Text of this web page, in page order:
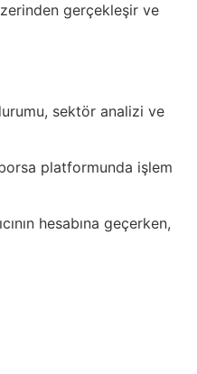
gerçekleşir ve
sektör analizi ve
platformunda işlem
hesabına geçerken,